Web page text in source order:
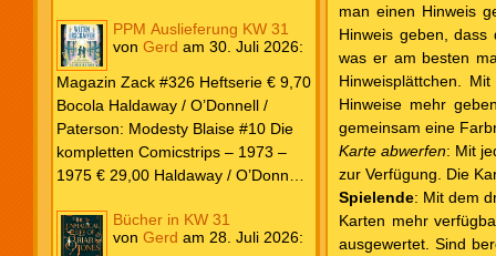
PPM Auslieferung KW 31
von Gerd am 30. Juli 2026:
Magazin Zack #326 Heftserie € 9,70
Bocola Haldaway / O’Donnell /
Paterson: Modesty Blaise #10 Die
kompletten Comicstrips – 1973 –
1975 € 29,00 Haldaway / O’Donnell
kompletten Comicstrips – 1972 –
1973 € 29,00 Knesebeck Hendrix,
Bücher in KW 31
von Gerd am 28. Juli 2026:
man einen Hinweis
Hinweis geben, dass
was er am besten
Hinweisplättchen.
Hinweise mehr
gemeinsam eine
Karte abwerfen: Mit
zur Verfügung. Die
Spielende: Mit dem
Karten mehr
ausgewertet. Sind